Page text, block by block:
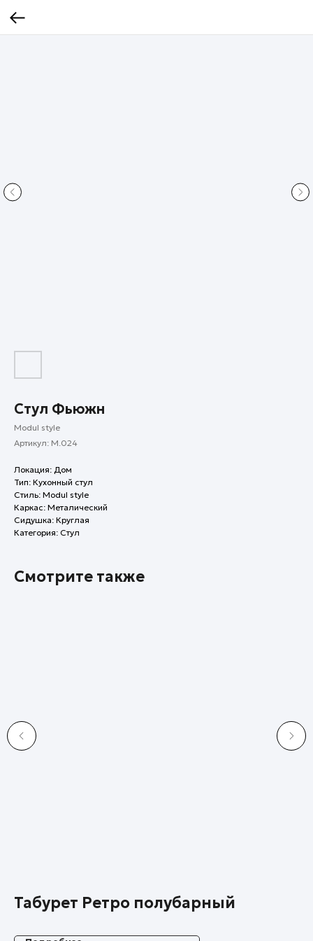
Стул Фьюжн
Modul style
Артикул: M.024
Локация: Дом
Тип: Кухонный стул
Стиль: Modul style
Каркас: Металический
Сидушка: Круглая
Категория: Стул
Смотрите также
Табурет Ретро полубарный